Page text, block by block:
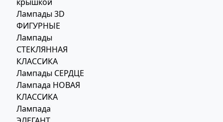
Лампады 3D
ФИГУРНЫЕ
Лампады
СТЕКЛЯННАЯ
КЛАССИКА
Лампады СЕРДЦЕ
Лампада НОВАЯ
КЛАССИКА
Лампада